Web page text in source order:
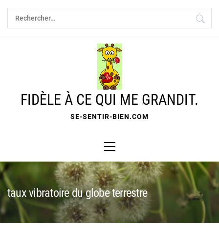
Skip
content
Rechercher :
FIDÈLE À CE QUI ME GRANDIT.
SE-SENTIR-BIEN.COM
Menu
taux vibratoire du globe terrestre